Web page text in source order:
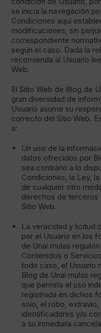
se inicia la navegación
Condiciones aquí
modificaciones, sin
correspondiente
según el caso. Dada la
recomienda al Usuario
Web.
El Sitio Web de Blog de
gran diversidad de
Usuario asume su
correcto del Sitio Web.
a:
Un uso de la
datos ofrecidos por
sea contrario a lo
Condiciones, la Ley,
de cualquier otro
derechos de terceros
Sitio Web.
La veracidad y licitud
por el Usuario en los
de Unai mulas
Contenidos o
todo caso, el Usuario
Blog de Unai mulas
que permita el uso
registrada en dichos
solo, el robo,
identificadores y/o
a su inmediata